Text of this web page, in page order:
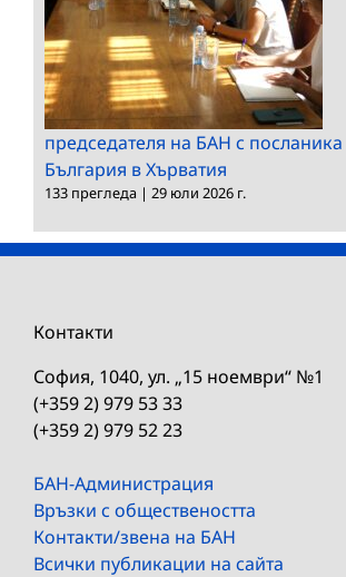
председателя на БАН с
България в Хърватия
133 прегледа | 29 юли 2026 г.
Контакти
София, 1040, ул. „15 ноември“ №1
(+359 2) 979 53 33
(+359 2) 979 52 23
БАН-Администрация
Връзки с обществеността
Контакти/звена на БАН
Всички публикации на сайта